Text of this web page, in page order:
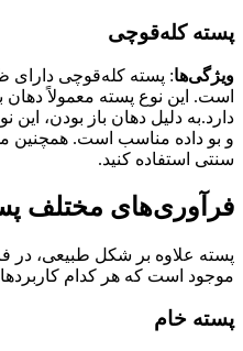
پسته کله‌قوچی
ویژگی‌ها: پسته کله‌قوچی
است. این نوع پسته معمولاً
دارد.به دلیل دهان باز بودن،
و بو داده مناسب است. همچنین
سنتی استفاده کنید.
فرآوری‌های مختلف
پسته علاوه بر شکل طبیعی، در
موجود است که هر کدام
پسته خام